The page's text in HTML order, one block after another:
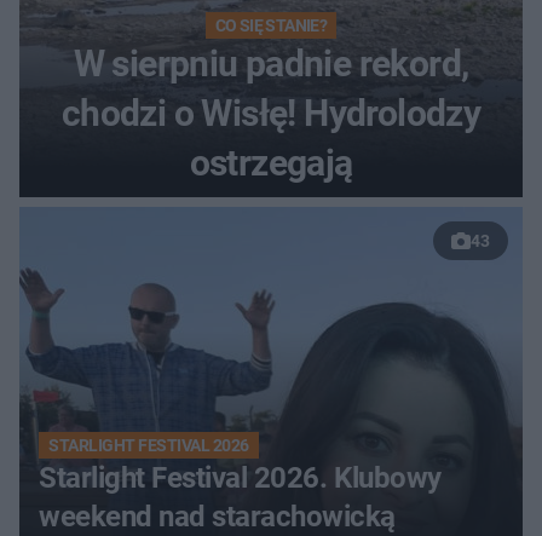
CO SIĘ STANIE?
W sierpniu padnie rekord,
chodzi o Wisłę! Hydrolodzy
ostrzegają
43
STARLIGHT FESTIVAL 2026
Starlight Festival 2026. Klubowy
weekend nad starachowicką